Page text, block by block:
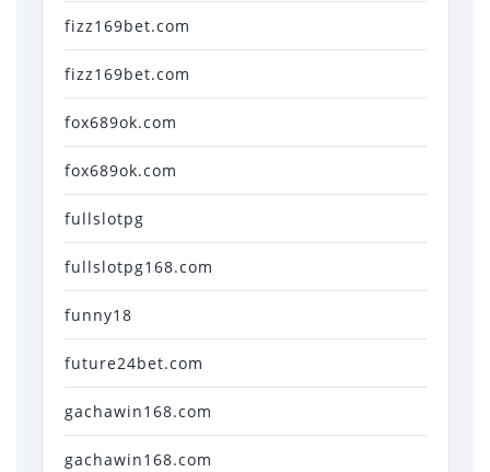
fizz169bet.com
fizz169bet.com
fox689ok.com
fox689ok.com
fullslotpg
fullslotpg168.com
funny18
future24bet.com
gachawin168.com
gachawin168.com